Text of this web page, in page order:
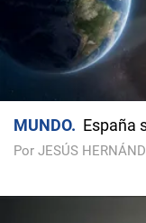
MUNDO España
Por JESÚS